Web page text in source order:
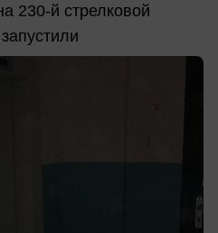
230-й стрелковой